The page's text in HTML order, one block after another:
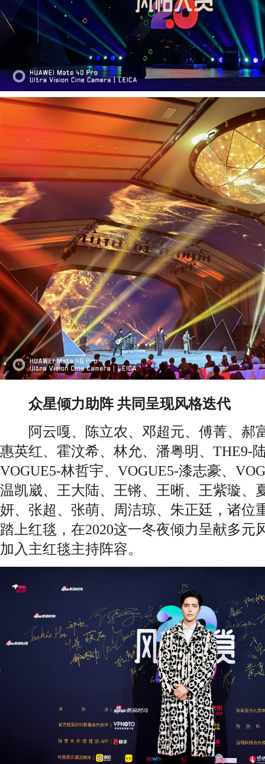
众星倾力助阵 共同呈现风格迭代
阿云嘎、陈立农、邓超元、傅菁、郝
惠英红、霍汶希、林允、潘粤明、THE9-
VOGUE5-林哲宇、VOGUE5-漆志豪、
温凯崴、王大陆、王锵、王晰、王紫璇、
妍、张超、张萌、周洁琼、朱正廷，诸位
踏上红毯，在2020这一冬夜倾力呈献多元
加入主红毯主持阵容。